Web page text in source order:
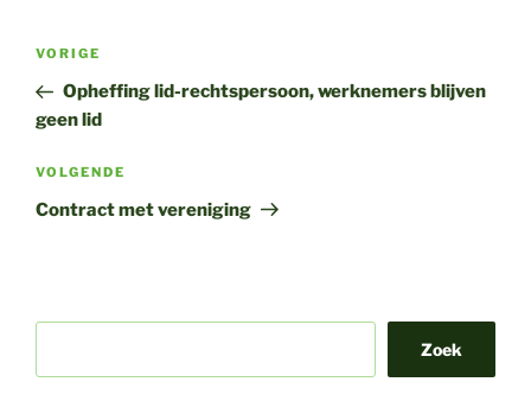
Bericht
Vorig
bericht
VORIGE
Opheffing lid-rechtspersoon, werknemers blijven
geen lid
Volgend
bericht
VOLGENDE
Contract met vereniging
Zoek